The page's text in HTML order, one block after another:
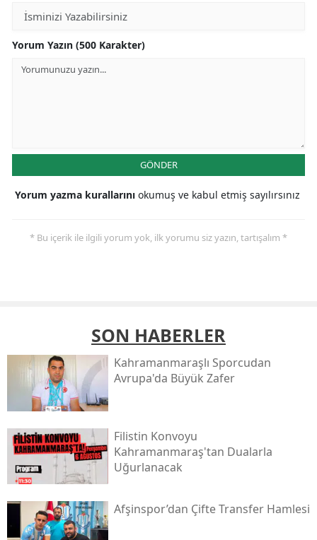
Yorum Yazın (500 Karakter)
GÖNDER
Yorum yazma kurallarını okumuş ve kabul etmiş sayılırsınız
* Bu içerik ile ilgili yorum yok, ilk yorumu siz yazın, tartışalım *
SON HABERLER
Kahramanmaraşlı Sporcudan
Avrupa'da Büyük Zafer
Filistin Konvoyu
Kahramanmaraş'tan Dualarla
Uğurlanacak
Afşinspor’dan Çifte Transfer Hamlesi